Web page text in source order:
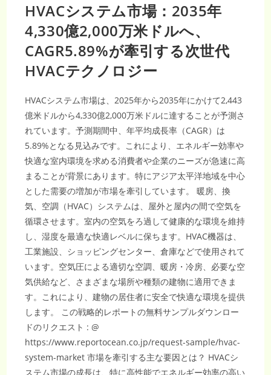
置
市
場：
2031
年
ま
で
CAGR
3.8%
成
長
す
る
理
由
と
は？
HVACシステム市場：2035年
4,330億2,000万米ドルへ、
CAGR5.89%が牽引する次世代
HVACテクノロジー
HVACシステム市場は、2025年から2035年にかけて2,443
億米ドルから4,330億2,000万米ドルに達することが予測さ
れています。予測期間中、年平均成長率（CAGR）は
5.89%となる見込みです。これにより、エネルギー効率や
快適な室内環境を求める消費者や企業のニーズが急速に高
まることが背景にあります。特にアジア太平洋地域を中心
とした需要の増加が市場を牽引しています。 暖房、換
気、空調（HVAC）システムは、屋外と屋内の間で空気を
循環させます。室内の空気をろ過して健康的な環境を維持
し、湿度を最適な快適レベルに保ちます。HVAC機器は、
工業施設、ショッピングセンター、倉庫などで使用されて
います。空気圧による適切な空調、暖房・冷房、必要な空
気供給など、さまざまな場所や種類の建物に適用できま
す。これにより、建物の居住者に安全で快適な環境を提供
します。 この戦略的レポートの無料サンプルダウンロー
ドのリクエスト : @
https://www.reportocean.co.jp/request-sample/hvac-
system-market 市場を牽引する主な要因とは？ HVACシ
ステム市場の成長は、特に高性能でエネルギー効率の高い